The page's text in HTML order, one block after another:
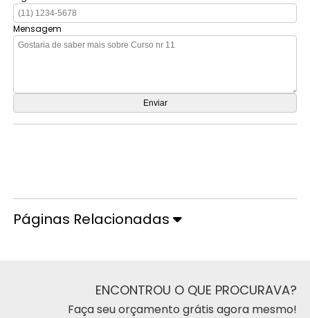
Mensagem
Páginas Relacionadas
ENCONTROU O QUE PROCURAVA?
Faça seu orçamento grátis agora mesmo!